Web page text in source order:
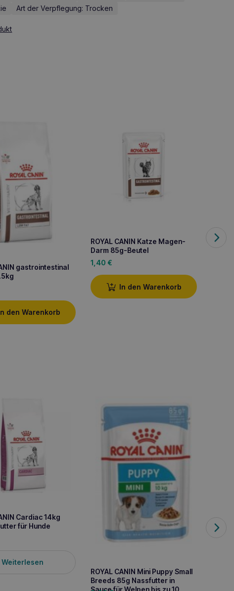
Art der Verpflegung: Trocken
gastrointestinal
den Warenkorb
ROYAL CANIN Katze Magen-
Darm 85g-Beutel
1,40 €
In den Warenkorb
Cardiac 14kg
für Hunde
Weiterlesen
ROYAL CANIN Mini Puppy Small
Breeds 85g Nassfutter in
Sauce für Welpen bis zu 10